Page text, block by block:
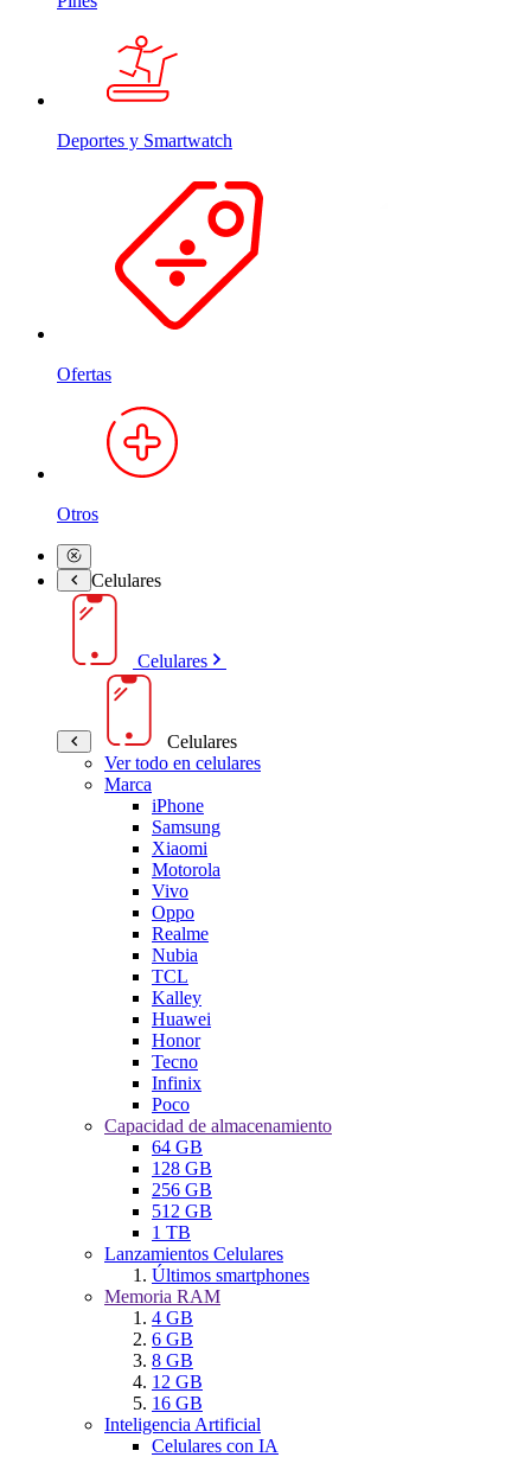
Deportes y Smartwatch
Ofertas
Otros
Celulares
Celulares
Celulares
Ver todo en celulares
Marca
iPhone
Samsung
Xiaomi
Motorola
Vivo
Oppo
Realme
Nubia
TCL
Kalley
Huawei
Honor
Tecno
Infinix
Poco
Capacidad de almacenamiento
64 GB
128 GB
256 GB
512 GB
1 TB
Lanzamientos Celulares
Últimos smartphones
Memoria RAM
4 GB
6 GB
8 GB
12 GB
16 GB
Inteligencia Artificial
Celulares con IA